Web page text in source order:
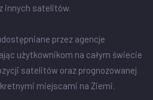
innych satelitów.
przez agencje
użytkownikom na całym świecie
satelitów oraz prognozowanej
miejscami na Ziemi.